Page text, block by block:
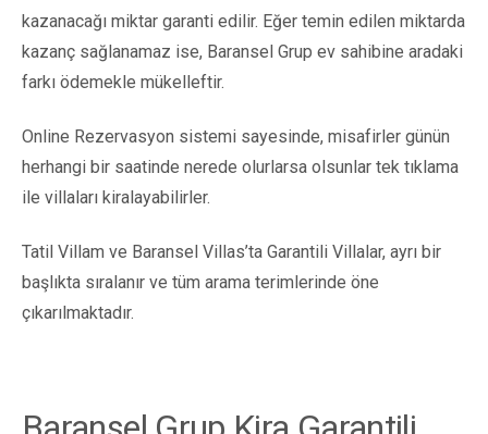
kazanacağı miktar garanti edilir. Eğer temin edilen miktarda
kazanç sağlanamaz ise, Baransel Grup ev sahibine aradaki
farkı ödemekle mükelleftir.
Online Rezervasyon sistemi sayesinde, misafirler günün
herhangi bir saatinde nerede olurlarsa olsunlar tek tıklama
ile villaları kiralayabilirler.
Tatil Villam ve Baransel Villas’ta Garantili Villalar, ayrı bir
başlıkta sıralanır ve tüm arama terimlerinde öne
çıkarılmaktadır.